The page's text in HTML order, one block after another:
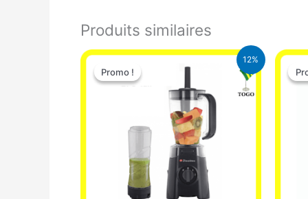
Produits similaires
12%
Promo !
Promo !
Le
initial
25.000 CFA.
Le
prix
est :
22.000 CFA.